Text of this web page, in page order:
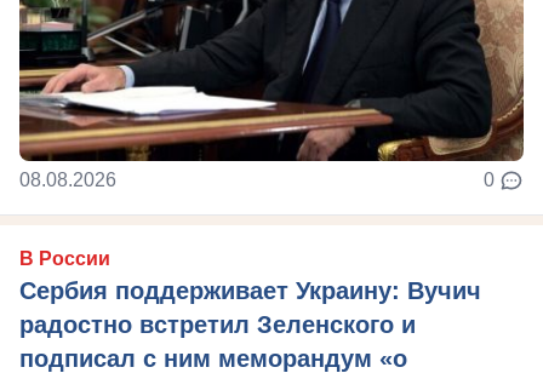
08.08.2026 0
В России
Сербия поддерживает Украину: Вучич
радостно встретил Зеленского и
подписал с ним меморандум «о